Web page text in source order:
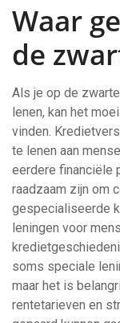
Waar
de
Als je op de
lenen, kan het
vinden.
te lenen aan
eerdere financiële
raadzaam zijn om
gespecialiseerde
leningen voor
soms speciale
maar het is
rentetarieven en